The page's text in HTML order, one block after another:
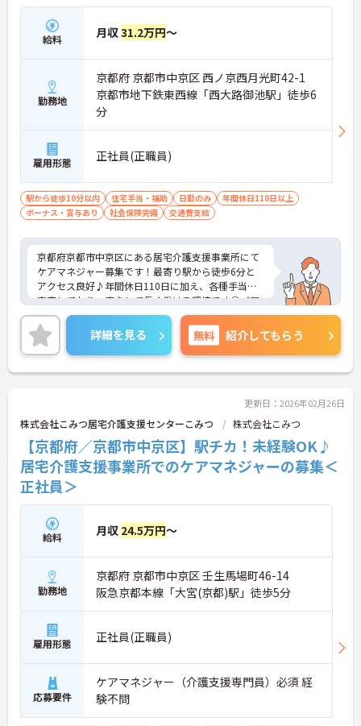
給料 月収31.2万円～
勤務地
京都府 京都市中京区 西ノ京西月光町42-1
京都市地下鉄東西線「西大路御池駅」徒歩6
分
雇用形態 正社員(正職員)
駅から徒歩10分以内 住宅手当・補助 日勤のみ
年間休日110日以上
ボーナス・賞与あり
社会保険完備 交通費支給
京都府京都市中京区にある居宅介護支援事業所にて
ケアマネジャー募集です！最寄り駅から徒歩6分と
アクセス良好♪年間休日110日に加え、各種手当も
充実しており、安心して長く働ける環境です◎ご興
味のある方には、面接対策ポイントなど、さらに詳
細をご案内しますのでお気軽にご相談ください！
詳細を見る 無料 紹介してもらう
更新日：2026年02月26日
株式会社こみつ居宅介護支援センターこみつ 株式会社こみつ
【京都府／京都市中京区】駅チカ！未経験OK♪
居宅介護支援事業所でのケアマネジャーの募集＜
正社員＞
給料 月収 24.5万円～
勤務地
京都府 京都市中京区 壬生馬場町46-14
阪急京都本線「大宮(京都)駅」徒歩5分
雇用形態 正社員(正職員)
応募要件
ケアマネジャー（介護支援専門員）必須 経
験不問